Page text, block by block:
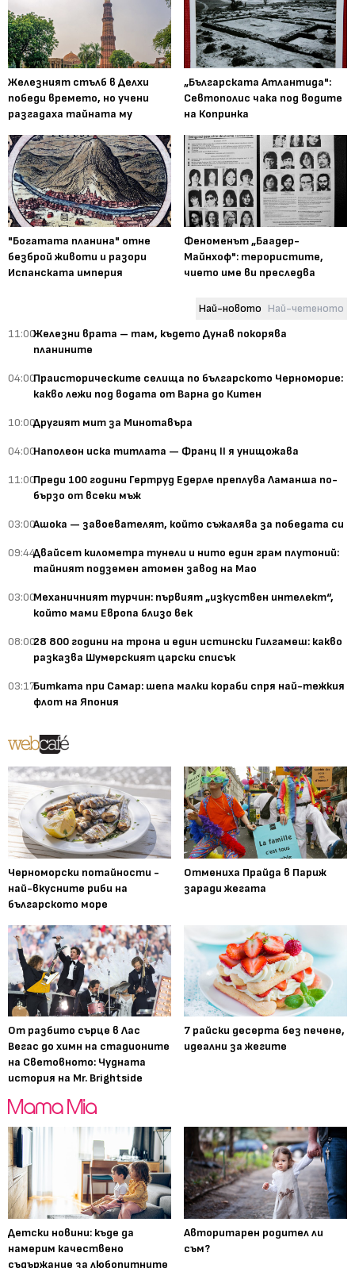
Железният стълб в Делхи
победи времето, но учени
разгадаха тайната му
„Българската Атлантида":
Севтополис чака под водите
на Копринка
"Богатата планина" отне
безброй животи и разори
Испанската империя
Феноменът „Баадер-
Майнхоф": терористите,
чието име ви преследва
Най-новото Най-четеното
11:00Железни врата – там, където Дунав покорява
планините
04:00Праисторическите селища по българското Черноморие:
какво лежи под водата от Варна до Китен
10:00Другият мит за Минотавъра
04:00Наполеон иска титлата — Франц II я унищожава
11:00Преди 100 години Гертруд Едерле преплува Ламанша по-
бързо от всеки мъж
03:00Ашока — завоевателят, който съжалява за победата си
09:44Двайсет километра тунели и нито един грам плутоний:
тайният подземен атомен завод на Мао
03:00Механичният турчин: първият „изкуствен интелект“,
който мами Европа близо век
08:0028 800 години на трона и един истински Гилгамеш: какво
разказва Шумерският царски списък
03:17Битката при Самар: шепа малки кораби спря най-тежкия
флот на Япония
Черноморски потайности -
най-вкусните риби на
българското море
Отмениха Прайда в Париж
заради жегата
От разбито сърце в Лас
Вегас до химн на стадионите
на Световното: Чудната
история на Mr. Brightside
7 райски десерта без печене,
идеални за жегите
Детски новини: къде да
намерим качествено
съдържание за любопитните
Авторитарен родител ли
съм?